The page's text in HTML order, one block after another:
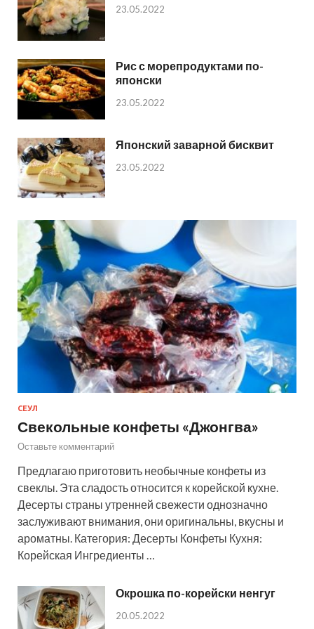
23.05.2022
Рис с морепродуктами по-
японски
23.05.2022
Японский заварной бисквит
23.05.2022
СЕУЛ
Свекольные конфеты «Джонгва»
Оставьте комментарий
Предлагаю приготовить необычные конфеты из
свеклы. Эта сладость относится к корейской кухне.
Десерты страны утренней свежести однозначно
заслуживают внимания, они оригинальны, вкусны и
ароматны. Категория: Десерты Конфеты Кухня:
Корейская Ингредиенты …
Окрошка по-корейски ненгуг
20.05.2022